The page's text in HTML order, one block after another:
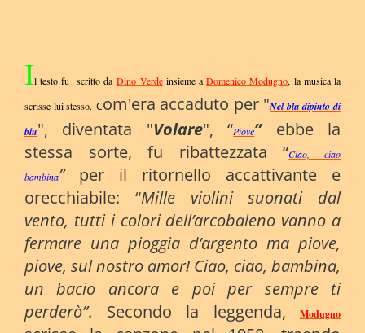
Il testo fu scritto da Dino Verdeinsieme a Domenico Modugno, la musica la
scrisse lui stesso. Com'era accaduto per "Nel blu dipinto di
blu", diventata "Volare", “Piove”ebbe la
stessa sorte, fu ribattezzata “Ciao, ciao
bambina”per il ritornello accattivante e
orecchiabile: “Mille violini suonati dal
vento, tutti i colori dell’arcobaleno vanno a
fermare una pioggia d’argento ma piove,
piove, sul nostro amor! Ciao, ciao, bambina,
un bacio ancora e poi per sempre ti
perderò”. Secondo la leggenda, Modugno